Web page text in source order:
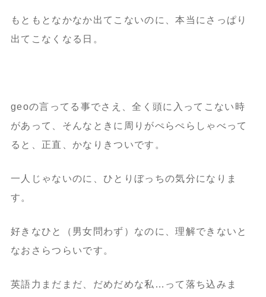
もともとなかなか出てこないのに、本当にさっぱり
出てこなくなる日。
geoの言ってる事でさえ、全く頭に入ってこない時
があって、そんなときに周りがぺらぺらしゃべって
ると、正直、かなりきついです。
一人じゃないのに、ひとりぼっちの気分になりま
す。
好きなひと（男女問わず）なのに、理解できないと
なおさらつらいです。
英語力まだまだ、だめだめな私…って落ち込みま